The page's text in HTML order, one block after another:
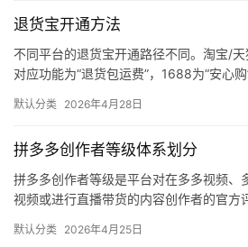
退货宝开通方法
不同平台的退货宝开通路径不同。淘宝/
对应功能为“退货包运费”，1688为“安心
默认分类 2026年4月28日
拼多多创作者等级体系划分
拼多多创作者等级是平台对在多多视频、
视频或进行直播带货的内容创作者的官方
同等级…
默认分类 2026年4月25日